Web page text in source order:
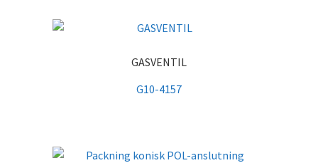
GASVENTIL
G10-4157